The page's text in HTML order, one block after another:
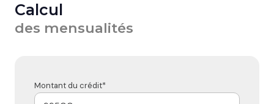
Calcul
des mensualités
Montant du crédit*